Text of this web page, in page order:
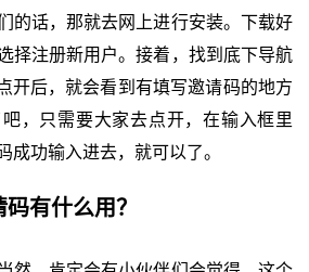
的话，那就去网上进行安装。下载好
择注册新用户。接着，找到底下导航
开后，就会看到有填写邀请码的地方
，只需要大家去点开，在输入框里
成功输入进去，就可以了。
有什么用？